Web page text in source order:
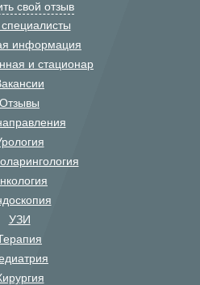
свой отзыв
информация
и стационар
Отзывы
УЗИ